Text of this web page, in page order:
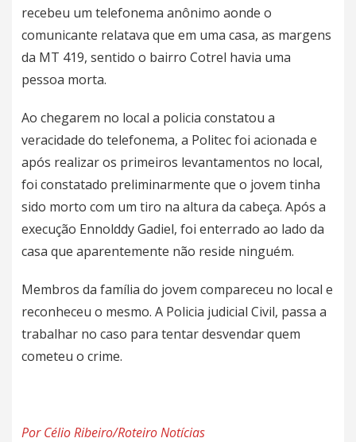
recebeu um telefonema anônimo aonde o
comunicante relatava que em uma casa, as margens
da MT 419, sentido o bairro Cotrel havia uma
pessoa morta.
Ao chegarem no local a policia constatou a
veracidade do telefonema, a Politec foi acionada e
após realizar os primeiros levantamentos no local,
foi constatado preliminarmente que o jovem tinha
sido morto com um tiro na altura da cabeça. Após a
execução Ennolddy Gadiel, foi enterrado ao lado da
casa que aparentemente não reside ninguém.
Membros da família do jovem compareceu no local e
reconheceu o mesmo. A Policia judicial Civil, passa a
trabalhar no caso para tentar desvendar quem
cometeu o crime.
Por Célio Ribeiro/Roteiro Notícias